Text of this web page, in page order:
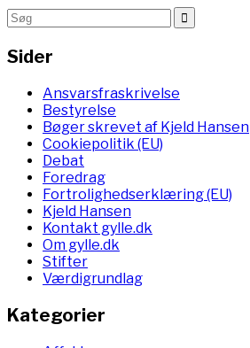
Sider
Ansvarsfraskrivelse
Bestyrelse
Bøger skrevet af Kjeld Hansen
Cookiepolitik (EU)
Debat
Foredrag
Fortrolighedserklæring (EU)
Kjeld Hansen
Kontakt gylle.dk
Om gylle.dk
Stifter
Værdigrundlag
Kategorier